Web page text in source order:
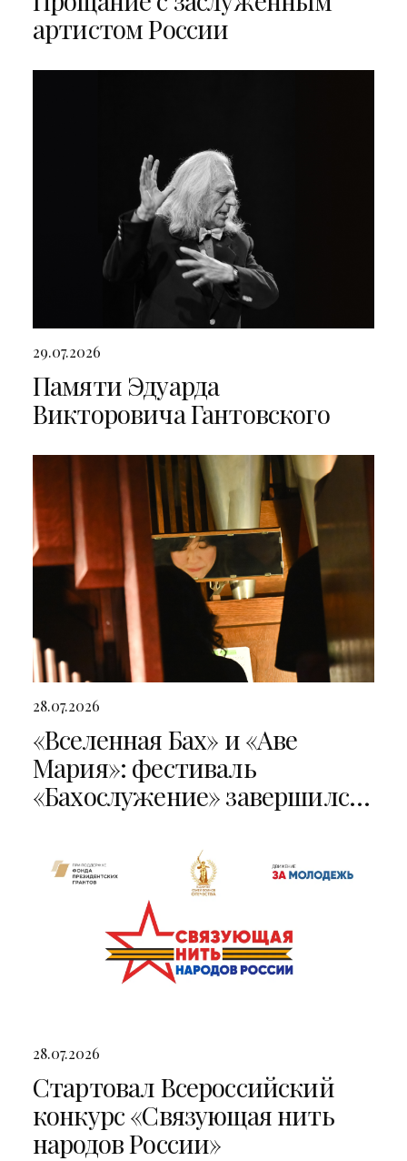
артистом России
29.07.2026
Памяти Эдуарда
Викторовича Гантовского
28.07.2026
«Вселенная Бах» и «Аве
Мария»: фестиваль
«Бахослужение» завершился
28.07.2026
Стартовал Всероссийский
конкурс «Связующая нить
народов России»